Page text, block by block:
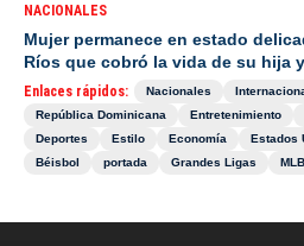
NACIONALES
Mujer permanece en estado
Ríos que cobró la vida de su hija
Enlaces rápidos: Nacionales
República Dominicana
Entretenimiento
Deportes
Estilo Economía Estados
Béisbol
portada Grandes Ligas MLB